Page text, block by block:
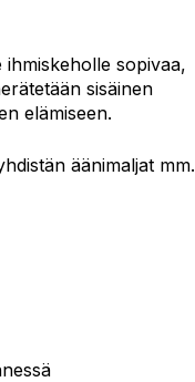
ihmiskeholle sopivaa,
sisäinen
elämiseen.
äänimaljat mm.